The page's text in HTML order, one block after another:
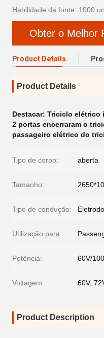
Habilidade da fonte: 1000
Obter o Melhor
Product Details
Product Details
Destacar: Triciclo elétrico
2 portas encerraram o
passageiro elétrico do
Tipo de corpo: aberta
Tamanho:
Tipo de condução:
Utilização para:
Potência: 60V/
Voltagem: 60V,
Product Description